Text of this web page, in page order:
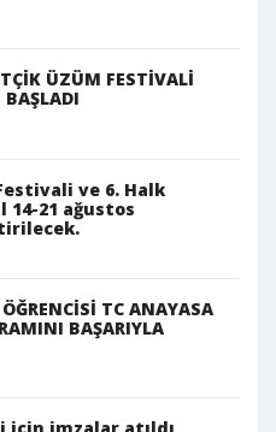
ÜZÜM FESTİVALİ
BAŞLADI
ve 6. Halk
14-21 ağustos
TC ANAYASA
BAŞARIYLA
için imzalar atıldı